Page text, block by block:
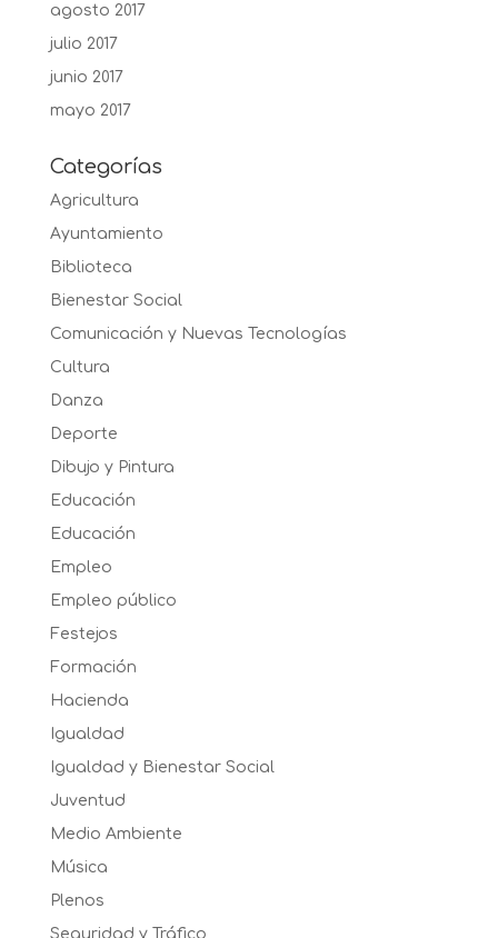
agosto 2017
julio 2017
junio 2017
mayo 2017
Categorías
Agricultura
Ayuntamiento
Biblioteca
Bienestar Social
Comunicación y Nuevas Tecnologías
Cultura
Danza
Deporte
Dibujo y Pintura
Educación
Educación
Empleo
Empleo público
Festejos
Formación
Hacienda
Igualdad
Igualdad y Bienestar Social
Juventud
Medio Ambiente
Música
Plenos
Seguridad y Tráfico